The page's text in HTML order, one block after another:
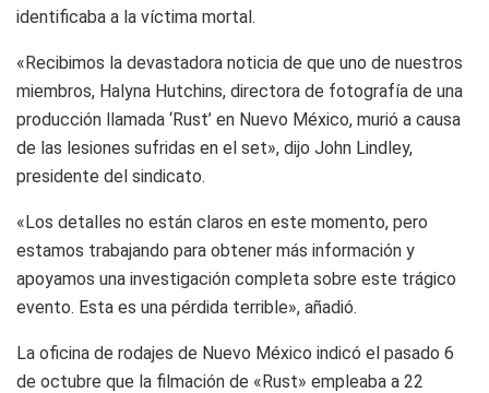
identificaba a la víctima mortal.
«Recibimos la devastadora noticia de que uno de nuestros
miembros, Halyna Hutchins, directora de fotografía de una
producción llamada ‘Rust’ en Nuevo México, murió a causa
de las lesiones sufridas en el set», dijo John Lindley,
presidente del sindicato.
«Los detalles no están claros en este momento, pero
estamos trabajando para obtener más información y
apoyamos una investigación completa sobre este trágico
evento. Esta es una pérdida terrible», añadió.
La oficina de rodajes de Nuevo México indicó el pasado 6
de octubre que la filmación de «Rust» empleaba a 22